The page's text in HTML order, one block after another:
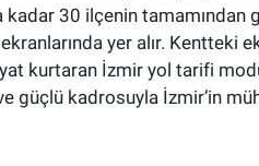
30 ilçenin tamamından
yer alır. Kentteki
kurtaran İzmir yol tarifi
güçlü kadrosuyla İzmir’in